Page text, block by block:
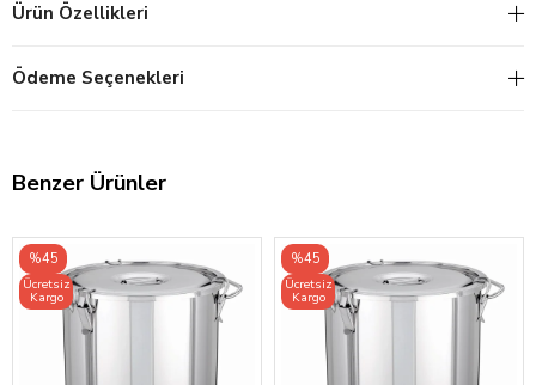
Ürün Özellikleri
Ödeme Seçenekleri
Benzer Ürünler
%45
Ücretsiz
Kargo
%45
Ücretsiz
Kargo